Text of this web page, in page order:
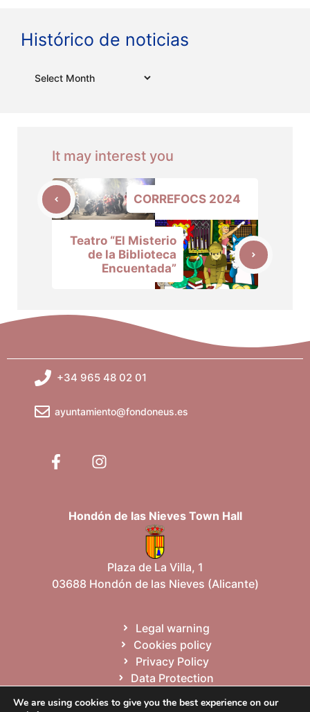
Histórico de noticias
It may interest you
CORREFOCS 2024
Teatro “El Misterio
de la Biblioteca
Encuentada”
+34 965 48 02 01
ayuntamiento@fondoneus.es
Hondón de las Nieves Town Hall
Plaza de La Villa, 1
03688 Hondón de las Nieves (Alicante)
Legal warning
Cookies policy
Privacy Policy
Data Protection
We are using cookies to give you the best experience on our